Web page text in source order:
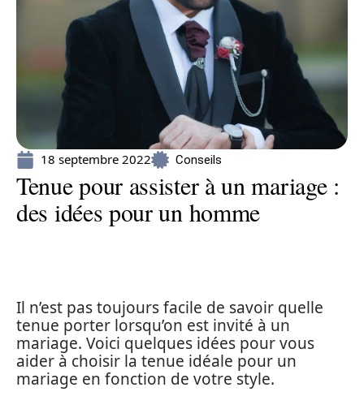
18 septembre 2022 Conseils
Tenue pour assister à un mariage :
des idées pour un homme
Il n’est pas toujours facile de savoir quelle
tenue porter lorsqu’on est invité à un
mariage. Voici quelques idées pour vous
aider à choisir la tenue idéale pour un
mariage en fonction de votre style.